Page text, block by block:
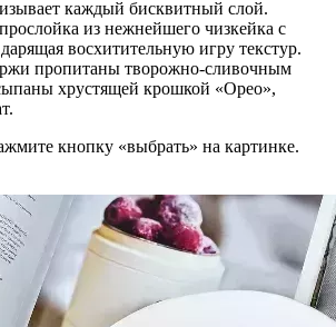
каждый бисквитный слой.
из нежнейшего чизкейка с
восхитительную игру текстур.
пропитаны творожно-сливочным
хрустящей крошкой «Орео»,
кнопку «выбрать» на картинке.